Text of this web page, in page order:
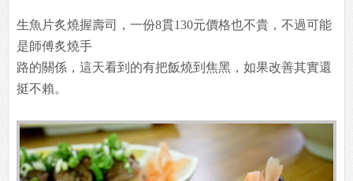
生魚片炙燒握壽司，一份8貫130元價格也不貴，不過可能
是師傅炙燒手
路的關係，這天看到的有把飯燒到焦黑，如果改善其實還
挺不賴。